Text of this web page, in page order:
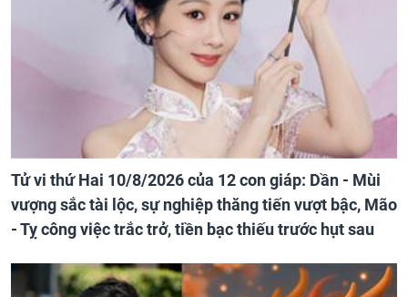
Tử vi thứ Hai 10/8/2026 của 12 con giáp: Dần - Mùi
vượng sắc tài lộc, sự nghiệp thăng tiến vượt bậc, Mão
- Tỵ công việc trắc trở, tiền bạc thiếu trước hụt sau